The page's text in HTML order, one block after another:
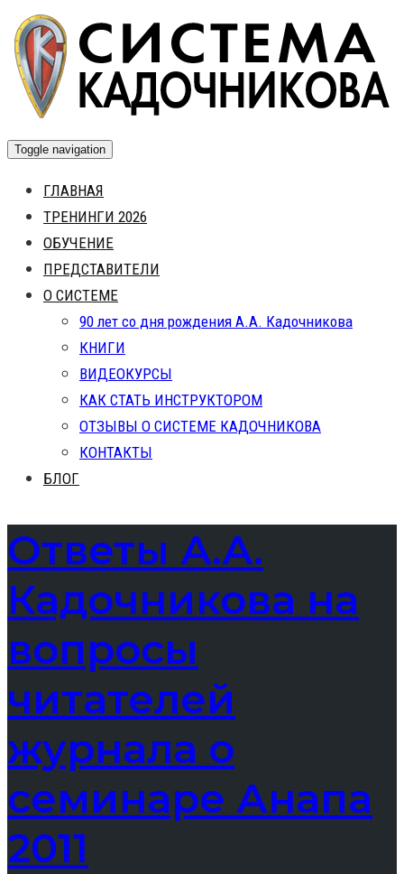
Skip
to
content
Toggle navigation
ГЛАВНАЯ
ТРЕНИНГИ 2026
ОБУЧЕНИЕ
ПРЕДСТАВИТЕЛИ
О СИСТЕМЕ
90 лет со дня рождения А.А. Кадочникова
КНИГИ
ВИДЕОКУРСЫ
КАК СТАТЬ ИНСТРУКТОРОМ
ОТЗЫВЫ О СИСТЕМЕ КАДОЧНИКОВА
КОНТАКТЫ
БЛОГ
Ответы А.А.
Кадочникова на
вопросы
читателей
журнала о
семинаре Анапа
2011